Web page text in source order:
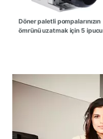
Döner paletli pompalarınızın
ömrünü uzatmak için 5 ipucu